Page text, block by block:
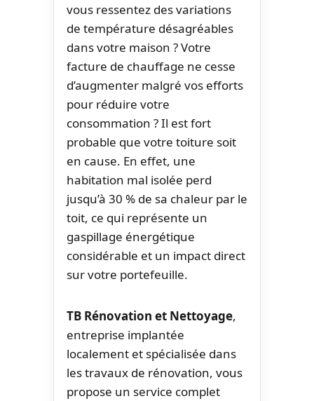
vous ressentez des variations
de température désagréables
dans votre maison ? Votre
facture de chauffage ne cesse
d’augmenter malgré vos efforts
pour réduire votre
consommation ? Il est fort
probable que votre toiture soit
en cause. En effet, une
habitation mal isolée perd
jusqu’à 30 % de sa chaleur par le
toit, ce qui représente un
gaspillage énergétique
considérable et un impact direct
sur votre portefeuille.
TB Rénovation et Nettoyage,
entreprise implantée
localement et spécialisée dans
les travaux de rénovation, vous
propose un service complet